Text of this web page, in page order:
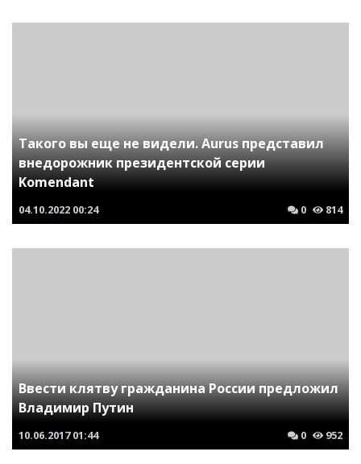
Такого вы еще не видели. Aurus представил
внедорожник президентской серии
Komendant
04.10.2022 00:24 0 814
Ввести клятву гражданина России предложил
Владимир Путин
10.06.2017 01:44 0 952